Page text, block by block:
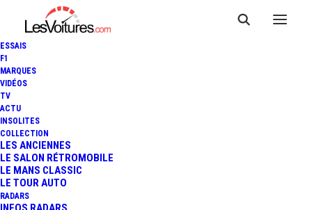
ESSAIS
F1
MARQUES
VIDÉOS
TV
ACTU
INSOLITES
COLLECTION
LES ANCIENNES
LE SALON RÉTROMOBILE
LE MANS CLASSIC
LE TOUR AUTO
RADARS
NOVITEC SUBLIME LA